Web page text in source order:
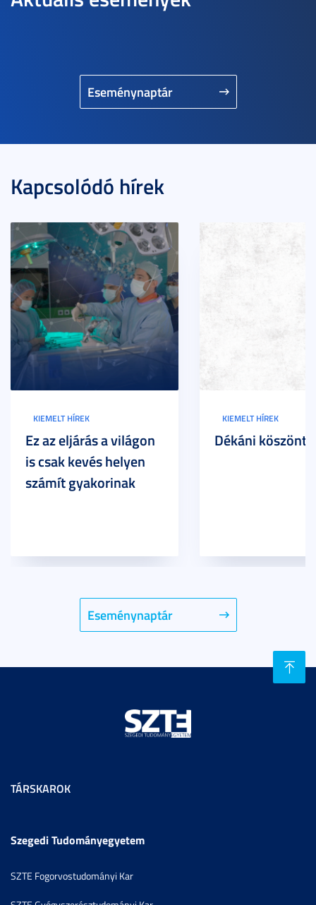
Eseménynaptár
Kapcsolódó hírek
Eseménynaptár
KIEMELT HÍREK
Ez az eljárás a világon
is csak kevés helyen
számít gyakorinak
KIEMELT HÍREK
Dékáni köszöntő
TÁRSKAROK
Szegedi Tudományegyetem
SZTE Fogorvostudományi Kar